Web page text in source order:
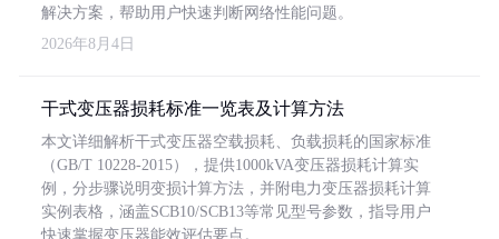
解决方案，帮助用户快速判断网络性能问题。
2026年8月4日
干式变压器损耗标准一览表及计算方法
本文详细解析干式变压器空载损耗、负载损耗的国家标准
（GB/T 10228-2015），提供1000kVA变压器损耗计算实
例，分步骤说明变损计算方法，并附电力变压器损耗计算
实例表格，涵盖SCB10/SCB13等常见型号参数，指导用户
快速掌握变压器能效评估要点。